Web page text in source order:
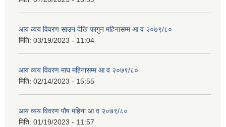
आय व्यय विवरण साउन देखि फागुन महिनासम्म आ व २०७९/८०
मिति: 03/19/2023 - 11:04
आय व्यय विवरण माघ महिनासम्म आ व २०७९/८०
मिति: 02/14/2023 - 15:55
आय व्यय विवरण पौष महिना आ व २०७९/८०
मिति: 01/19/2023 - 11:57